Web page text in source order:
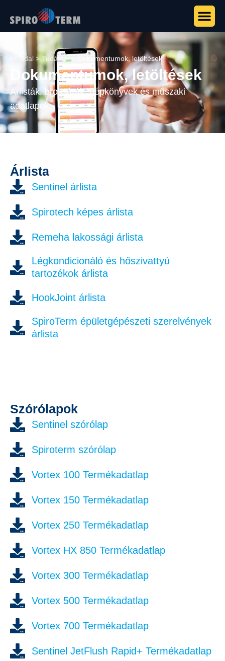
Főoldal > Tudástár> Dokumentumok, letöltések
Dokumentumok, letöltések
Árlisták, brossúrák, gépkönyvek és műszaki
adatlapok.
Árlista
Sentinel árlista
Spirotech képes árlista
Remeha lakossági árlista
Légkondicionáló és hőszivattyú
tartozékok árlista
HookJoint árlista
SpiroTerm épületgépészeti szerelvények
árlista
Szórólapok
Sentinel szórólap
Spiroterm szórólap
Vortex 100 Termékadatlap
Vortex 150 Termékadatlap
Vortex 250 Termékadatlap
Vortex HX 850 Termékadatlap
Vortex 300 Termékadatlap
Vortex 500 Termékadatlap
Vortex 700 Termékadatlap
Sentinel JetFlush Rapid+ Termékadatlap